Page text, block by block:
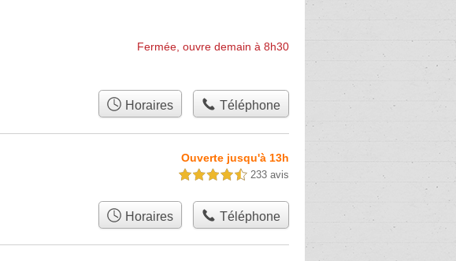
Fermée, ouvre demain à 8h30
Horaires Téléphone
Ouverte jusqu'à 13h
4,5 étoiles sur 5 233 avis
Horaires Téléphone